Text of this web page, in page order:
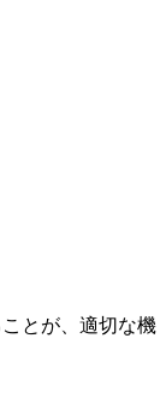
とが、適切な機